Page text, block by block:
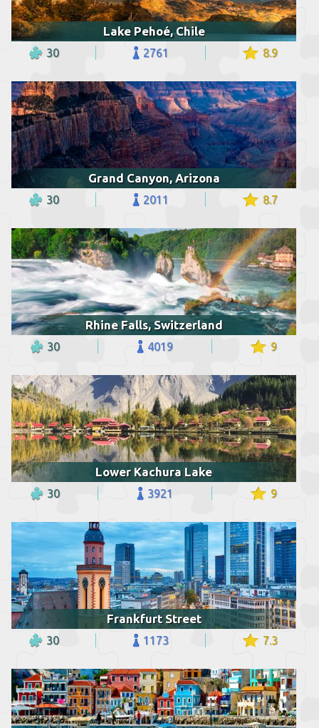
Lake Pehoé, Chile
30 2761 8.9
Grand Canyon, Arizona
30 2011 8.7
Rhine Falls, Switzerland
30 4019 9
Lower Kachura Lake
30 3921 9
Frankfurt Street
30 1173 7.3